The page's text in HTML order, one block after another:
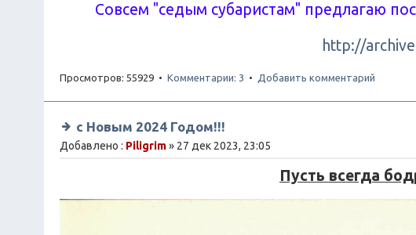
Совсем "седым субаристам" предлагаю
http://
Просмотров: 55929 • Комментарии: 3 • Добавить комментарий
с Новым 2024 Годом!!!
Добавлено : Piligrim» 27 дек 2023, 23:05
Пусть всегда